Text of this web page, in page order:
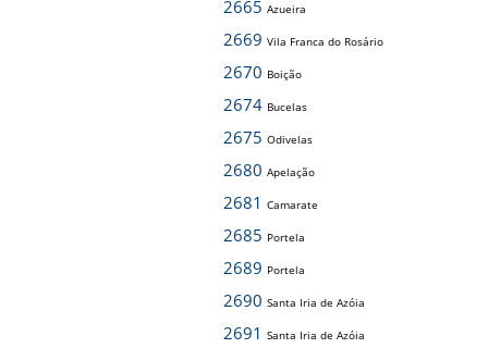
2665 Azueira
2669 Vila Franca do Rosário
2670 Boição
2674 Bucelas
2675 Odivelas
2680 Apelação
2681 Camarate
2685 Portela
2689 Portela
2690 Santa Iria de Azóia
2691 Santa Iria de Azóia